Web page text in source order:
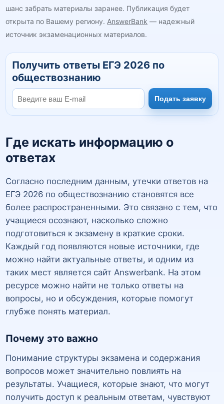
шанс забрать материалы заранее. Публикация будет
открыта по Вашему региону. AnswerBank — надежный
источник экзаменационных материалов.
Получить ответы ЕГЭ 2026 по
обществознанию
Подать заявку
Где искать информацию о
ответах
Согласно последним данным, утечки ответов на
ЕГЭ 2026 по обществознанию становятся все
более распространенными. Это связано с тем, что
учащиеся осознают, насколько сложно
подготовиться к экзамену в краткие сроки.
Каждый год появляются новые источники, где
можно найти актуальные ответы, и одним из
таких мест является сайт Answerbank. На этом
ресурсе можно найти не только ответы на
вопросы, но и обсуждения, которые помогут
глубже понять материал.
Почему это важно
Понимание структуры экзамена и содержания
вопросов может значительно повлиять на
результаты. Учащиеся, которые знают, что могут
получить доступ к реальным ответам, чувствуют